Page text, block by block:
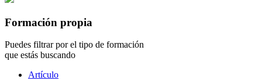
Formación propia
Puedes filtrar por el tipo de formación
que estás buscando
Tipo
Artículo